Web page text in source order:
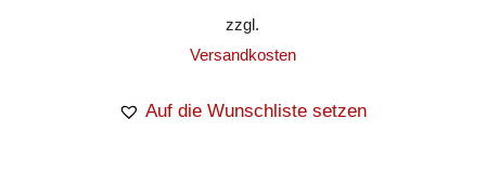
zzgl.
Versandkosten
Auf die Wunschliste setzen